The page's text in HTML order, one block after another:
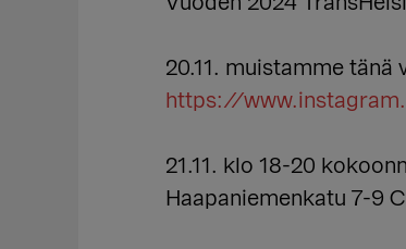
20.11. muistamme
https://
21.11. klo 18-20
Haapaniemenkatu 7-9